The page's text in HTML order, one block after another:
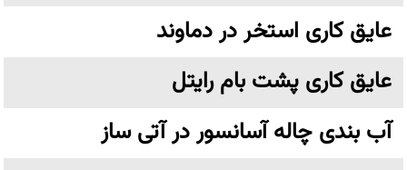
عایق کاری استخر در دماوند
عایق کاری پشت بام رایتل
آب بندی چاله آسانسور در آتی ساز